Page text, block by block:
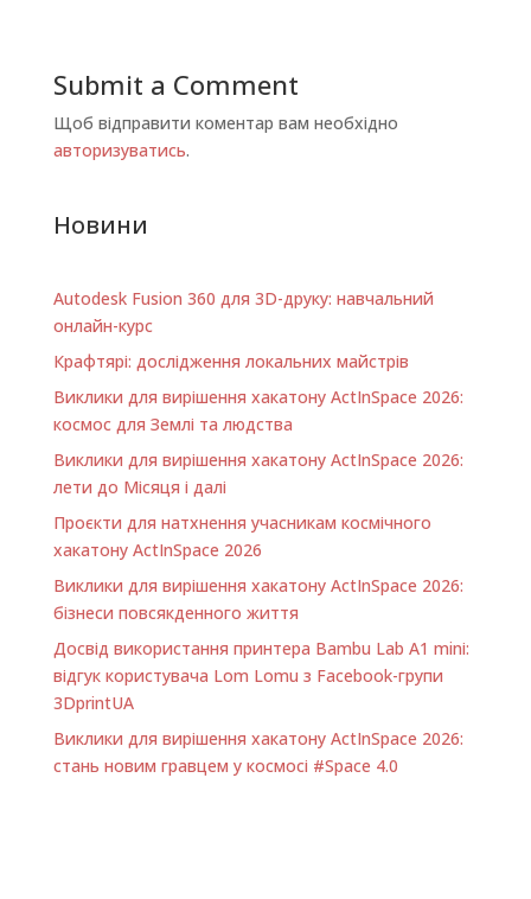
Submit a Comment
Щоб відправити коментар вам необхідно
авторизуватись.
Новини
Autodesk Fusion 360 для 3D-друку: навчальний
онлайн-курс
Крафтярі: дослідження локальних майстрів
Виклики для вирішення хакатону ActInSpace 2026:
космос для Землі та людства
Виклики для вирішення хакатону ActInSpace 2026:
лети до Місяця і далі
Проєкти для натхнення учасникам космічного
хакатону ActInSpace 2026
Виклики для вирішення хакатону ActInSpace 2026:
бізнеси повсякденного життя
Досвід використання принтера Bambu Lab A1 minі:
відгук користувача Lom Lomu з Facebook-групи
3DprintUA
Виклики для вирішення хакатону ActInSpace 2026:
стань новим гравцем у космосі #Space 4.0